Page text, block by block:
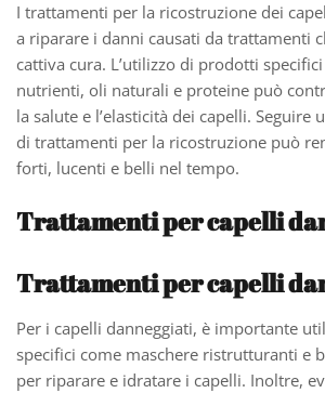
I trattamenti per la ricostruzione dei
a riparare i danni causati da trattamenti
cattiva cura. L’utilizzo di prodotti
nutrienti, oli naturali e proteine può
la salute e l’elasticità dei capelli. Seguire
di trattamenti per la ricostruzione può
forti, lucenti e belli nel tempo.
Trattamenti per capelli
Trattamenti per capelli
Per i capelli danneggiati, è importante
specifici come maschere ristrutturanti e
per riparare e idratare i capelli. Inoltre,